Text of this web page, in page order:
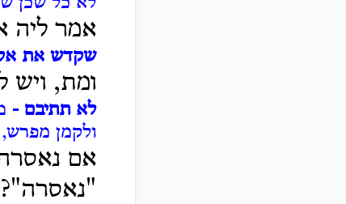
אמר ליה
שקדש את
ומת, ויש
לא תתיבם -
ולקמן
אם